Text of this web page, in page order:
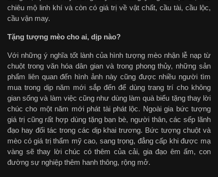
chiêu mộ linh khí và còn có giá trị về vật chất, cầu tài, cầu lộc,
cầu vận may.
Tặng tượng mèo cho ai, dịp nào?
Với những ý nghĩa tốt lành của hình tượng mèo nhận lễ nạp từ
chuột trong văn hóa dân gian và trong phong thủy, những sản
phẩm liên quan đến hình ảnh này cũng được nhiều người tìm
mua trong dịp năm mới sắp đến để dùng trang trí cho không
gian sống và làm việc cũng như dùng làm quà biếu tặng thay lời
chúc cho một năm mới phát tài phát lộc. Ngoài gia bức tượng
giá trị cũng rất hợp dùng tặng bạn bè, người thân, các sếp lãnh
đạo hay đối tác trong các dịp khai trương. Bức tượng chuột và
mèo có giá trị thẩm mỹ cao, sang trọng, đẳng cấp khi được mạ
vàng sẽ thay lời chúc có thêm của cải, gia đạo êm ấm, con
đường sự nghiệp thêm hanh thông, rộng mở.